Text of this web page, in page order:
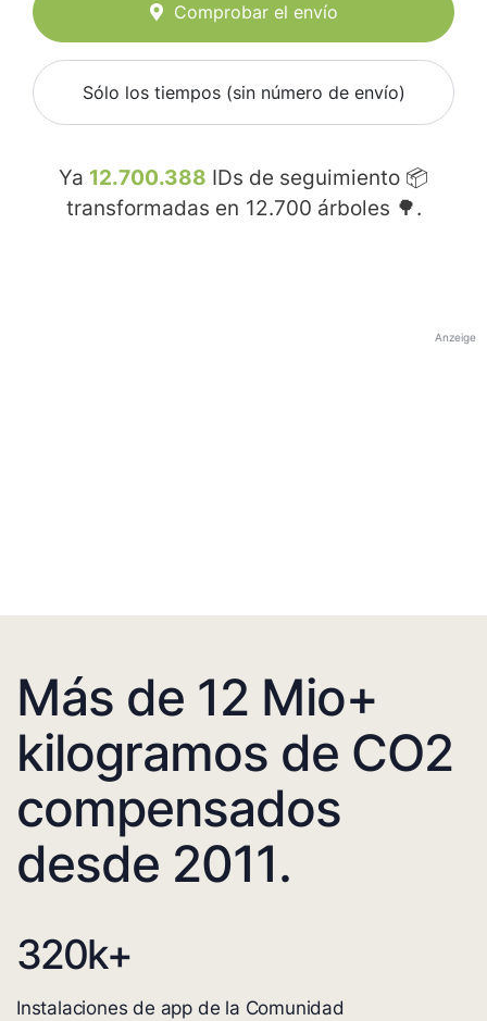
Comprobar el envío
Sólo los tiempos (sin número de envío)
Ya 12.700.388 IDs de seguimiento 📦
transformadas en 12.700 árboles 🌳.
Anzeige
Más de 12 Mio+
kilogramos de CO2
compensados
desde 2011.
320k+
Instalaciones de app de la Comunidad